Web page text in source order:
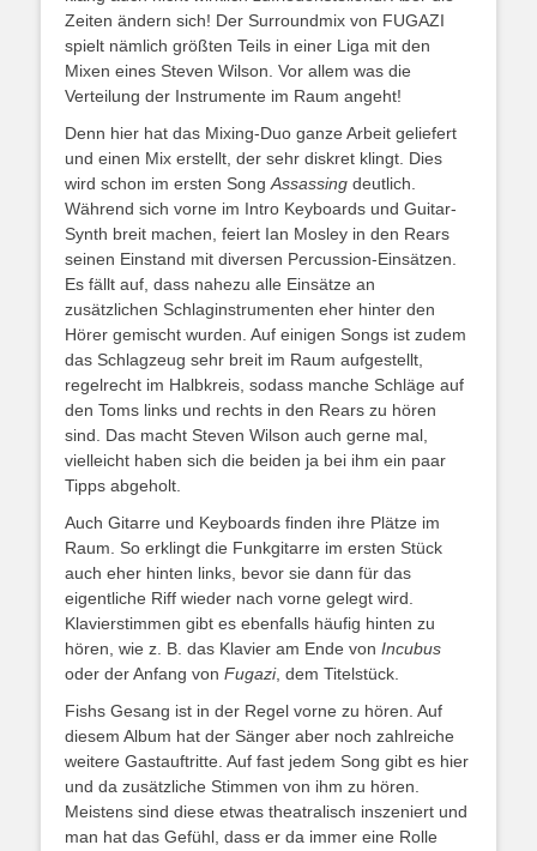
Zeiten ändern sich! Der Surroundmix von FUGAZI
spielt nämlich größten Teils in einer Liga mit den
Mixen eines Steven Wilson. Vor allem was die
Verteilung der Instrumente im Raum angeht!
Denn hier hat das Mixing-Duo ganze Arbeit geliefert
und einen Mix erstellt, der sehr diskret klingt. Dies
wird schon im ersten SongAssassing deutlich.
Während sich vorne im Intro Keyboards und Guitar-
Synth breit machen, feiert Ian Mosley in den Rears
seinen Einstand mit diversen Percussion-Einsätzen.
Es fällt auf, dass nahezu alle Einsätze an
zusätzlichen Schlaginstrumenten eher hinter den
Hörer gemischt wurden. Auf einigen Songs ist zudem
das Schlagzeug sehr breit im Raum aufgestellt,
regelrecht im Halbkreis, sodass manche Schläge auf
den Toms links und rechts in den Rears zu hören
sind. Das macht Steven Wilson auch gerne mal,
vielleicht haben sich die beiden ja bei ihm ein paar
Tipps abgeholt.
Auch Gitarre und Keyboards finden ihre Plätze im
Raum. So erklingt die Funkgitarre im ersten Stück
auch eher hinten links, bevor sie dann für das
eigentliche Riff wieder nach vorne gelegt wird.
Klavierstimmen gibt es ebenfalls häufig hinten zu
hören, wie z. B. das Klavier am Ende von Incubus
oder der Anfang von Fugazi, dem Titelstück.
Fishs Gesang ist in der Regel vorne zu hören. Auf
diesem Album hat der Sänger aber noch zahlreiche
weitere Gastauftritte. Auf fast jedem Song gibt es hier
und da zusätzliche Stimmen von ihm zu hören.
Meistens sind diese etwas theatralisch inszeniert und
man hat das Gefühl, dass er da immer eine Rolle